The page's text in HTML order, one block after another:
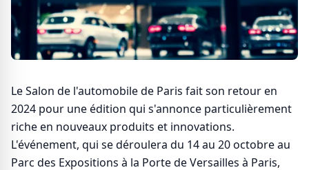
Le Salon de l'automobile de Paris fait son retour en
2024 pour une édition qui s'annonce particulièrement
riche en nouveaux produits et innovations.
L'événement, qui se déroulera du 14 au 20 octobre au
Parc des Expositions à la Porte de Versailles à Paris,